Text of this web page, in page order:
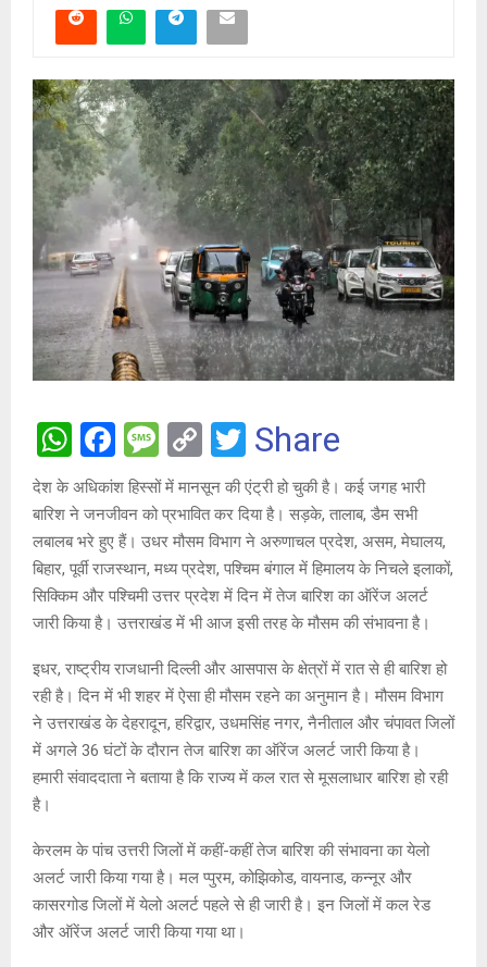
W
h
at
s
A
p
F
a
ce
b
o
o
M
es
s
a
g
e
C
o
py
Li
n
k
T
wi
tt
er
Share
देश के अधिकांश हिस्सों में मानसून की एंट्री हो चुकी है। कई जगह भारी
बारिश ने जनजीवन को प्रभावित कर दिया है। सड़के, तालाब, डैम सभी
लबालब भरे हुए हैं। उधर मौसम विभाग ने अरुणाचल प्रदेश, असम, मेघालय,
बिहार, पूर्वी राजस्थान, मध्य प्रदेश, पश्चिम बंगाल में हिमालय के निचले इलाकों,
सिक्किम और पश्चिमी उत्तर प्रदेश में दिन में तेज बारिश का ऑरेंज अलर्ट
जारी किया है। उत्तराखंड में भी आज इसी तरह के मौसम की संभावना है।
इधर, राष्‍ट्रीय राजधानी दिल्‍ली और आसपास के क्षेत्रों में रात से ही बारिश हो
रही है। दिन में भी शहर में ऐसा ही मौसम रहने का अनुमान है। मौसम विभाग
ने उत्तराखंड के देहरादून, हरिद्वार, उधमसिंह नगर, नैनीताल और चंपावत जिलों
में अगले 36 घंटों के दौरान तेज बारिश का ऑरेंज अलर्ट जारी किया है।
हमारी संवाददाता ने बताया है कि राज्य में कल रात से मूसलाधार बारिश हो रही
है।
केरलम के पांच उत्तरी जिलों में कहीं-कहीं तेज बारिश की संभावना का येलो
अलर्ट जारी किया गया है। मल प्‍पुरम, कोझिकोड, वायनाड, कन्नूर और
कासरगोड जिलों में येलो अलर्ट पहले से ही जारी है। इन जिलों में कल रेड
और ऑरेंज अलर्ट जारी किया गया था।